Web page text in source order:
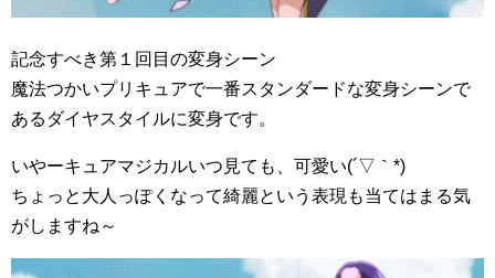
記念すべき第１回目の変身シーン
魔法つかいプリキュアで一番スタンダードな変身シーンで
あるダイヤスタイルに変身です。
いやーキュアマジカルいつ見ても、可愛い(´▽｀*)
ちょっと大人っぽくなって綺麗という表現も当てはまる気
がしますね～